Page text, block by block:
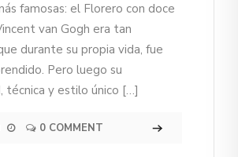
famosas: el Florero con doce
van Gogh era tan
durante su propia vida, fue
Pero luego su
técnica y estilo único […]
0 COMMENT